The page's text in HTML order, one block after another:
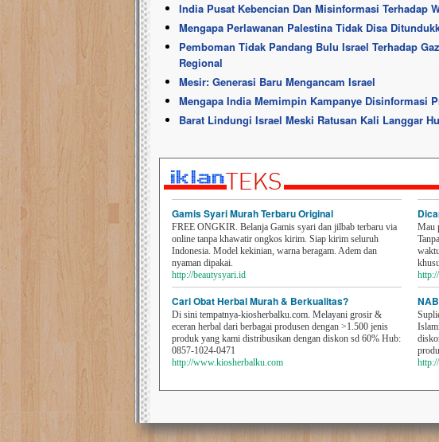
India Pusat Kebencian Dan Misinformasi Terhadap
Mengapa Perlawanan Palestina Tidak Disa
Pemboman Tidak Pandang Bulu Israel Terhadap
Regional
Mesir: Generasi Baru Mengancam Israel
Mengapa India Memimpin Kampanye Disinformasi
Barat Lindungi Israel Meski Ratusan Kali Langgar
Gamis Syari Murah Terbaru Original
FREE ONGKIR. Belanja Gamis syari dan jilbab terbaru via
online tanpa khawatir ongkos kirim. Siap kirim seluruh
Indonesia. Model kekinian, warna beragam. Adem dan
nyaman dipakai.
http://beautysyari.id
Cari Obat Herbal Murah & Berkualitas?
Di sini tempatnya-kiosherbalku.com. Melayani grosir &
eceran herbal dari berbagai produsen dengan >1.500 jenis
produk yang kami distribusikan dengan diskon sd 60% Hub:
0857-1024-0471
http://www.kiosherbalku.com
Mau